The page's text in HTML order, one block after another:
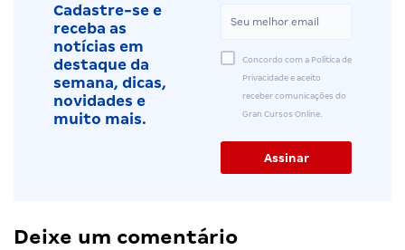
Cadastre-se e
receba as
notícias em
destaque da
semana, dicas,
novidades e
muito mais.
Concordo com a Política de
Privacidade e aceito
receber comunicações do
Gran Cursos Online.
Deixe um comentário